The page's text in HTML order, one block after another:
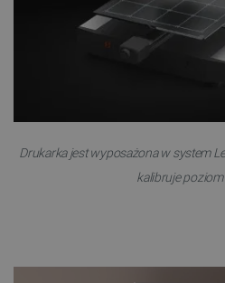
Drukarka jest wyposażona w system
kalibruje poziom